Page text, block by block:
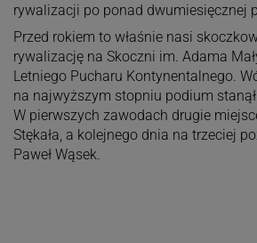
rywalizacji po ponad dwumiesięcznej
Przed rokiem to właśnie nasi
rywalizację na Skoczni im. Adama
Letniego Pucharu Kontynentalnego.
na najwyższym stopniu podium
W pierwszych zawodach drugie
Stękała, a kolejnego dnia na trzeciej
Paweł Wąsek.